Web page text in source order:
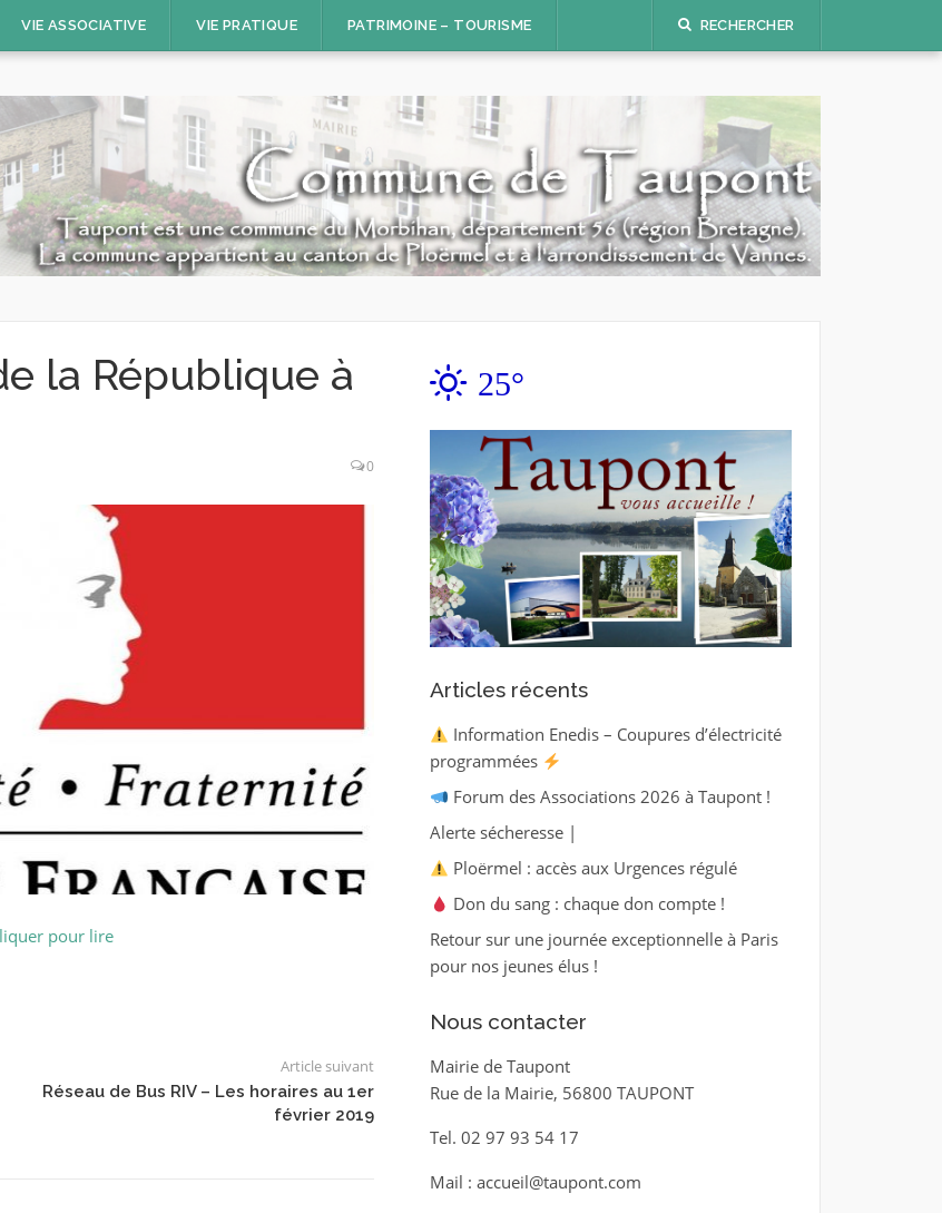
VIE ASSOCIATIVE VIE PRATIQUE PATRIMOINE – TOURISME RECHERCHER
la République à
0
pour lire
Article suivant
Réseau de Bus RIV – Les horaires au 1er
février 2019
25°
Articles récents
Information Enedis – Coupures d’électricité
programmées
Forum des Associations 2026 à Taupont !
Alerte sécheresse |
Ploërmel : accès aux Urgences régulé
Don du sang : chaque don compte !
Retour sur une journée exceptionnelle à Paris
pour nos jeunes élus !
Nous contacter
Mairie de Taupont
Rue de la Mairie, 56800 TAUPONT
Tel. 02 97 93 54 17
Mail : accueil@taupont.com